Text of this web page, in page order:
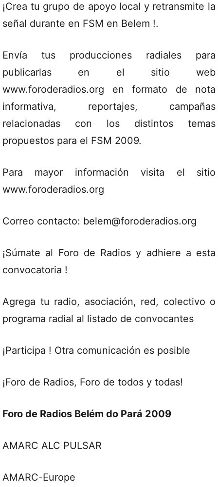
¡Crea tu grupo de apoyo local y retransmite la
señal durante en FSM en Belem !.
Envía tus producciones radiales para
publicarlas en el sitio web
www.foroderadios.org en formato de nota
informativa, reportajes, campañas
relacionadas con los distintos temas
propuestos para el FSM 2009.
Para mayor información visita el sitio
www.foroderadios.org
Correo contacto: belem@foroderadios.org
¡Súmate al Foro de Radios y adhiere a esta
convocatoria !
Agrega tu radio, asociación, red, colectivo o
programa radial al listado de convocantes
¡Participa ! Otra comunicación es posible
¡Foro de Radios, Foro de todos y todas!
Foro de Radios Belém do Pará 2009
AMARC ALC PULSAR
AMARC-Europe